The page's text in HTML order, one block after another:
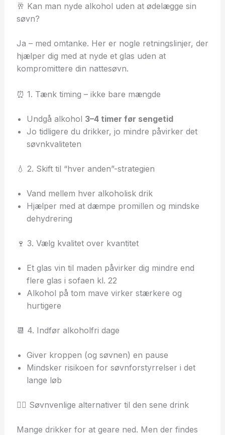
🥂 Kan man nyde alkohol uden at ødelægge sin
søvn?
Ja – med omtanke. Her er nogle retningslinjer, der
hjælper dig med at nyde et glas uden at
kompromittere din nattesøvn.
⏰ 1. Tænk timing – ikke bare mængde
Undgå alkohol 3–4 timer før sengetid
Jo tidligere du drikker, jo mindre påvirker det
søvnkvaliteten
💧 2. Skift til “hver anden”-strategien
Vand mellem hver alkoholisk drik
Hjælper med at dæmpe promillen og mindske
dehydrering
🍷 3. Vælg kvalitet over kvantitet
Et glas vin til maden påvirker dig mindre end
flere glas i sofaen kl. 22
Alkohol på tom mave virker stærkere og
hurtigere
📆 4. Indfør alkoholfri dage
Giver kroppen (og søvnen) en pause
Mindsker risikoen for søvnforstyrrelser i det
lange løb
🧘‍♂️ Søvnvenlige alternativer til den sene drink
Mange drikker for at geare ned. Men der findes